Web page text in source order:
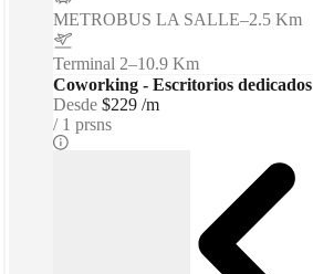
METROBUS LA SALLE–2.5 Km
Terminal 2–10.9 Km
Coworking - Escritorios dedicados
Desde $229 /m
1 prsns